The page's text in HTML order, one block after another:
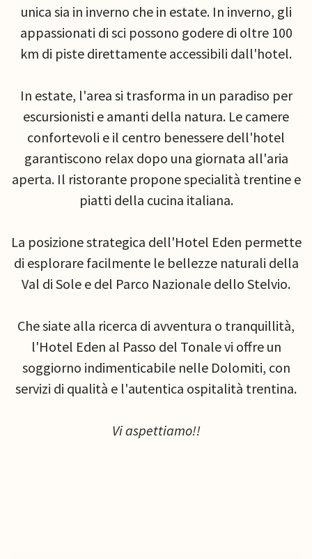
unica sia in inverno che in estate. In inverno, gli
appassionati di sci possono godere di oltre 100
km di piste direttamente accessibili dall'hotel.
In estate, l'area si trasforma in un paradiso per
escursionisti e amanti della natura. Le camere
confortevoli e il centro benessere dell'hotel
garantiscono relax dopo una giornata all'aria
aperta. Il ristorante propone specialità trentine e
piatti della cucina italiana.
La posizione strategica dell'Hotel Eden permette
di esplorare facilmente le bellezze naturali della
Val di Sole e del Parco Nazionale dello Stelvio.
Che siate alla ricerca di avventura o tranquillità,
l'Hotel Eden al Passo del Tonale vi offre un
soggiorno indimenticabile nelle Dolomiti, con
servizi di qualità e l'autentica ospitalità trentina.
Vi aspettiamo!!